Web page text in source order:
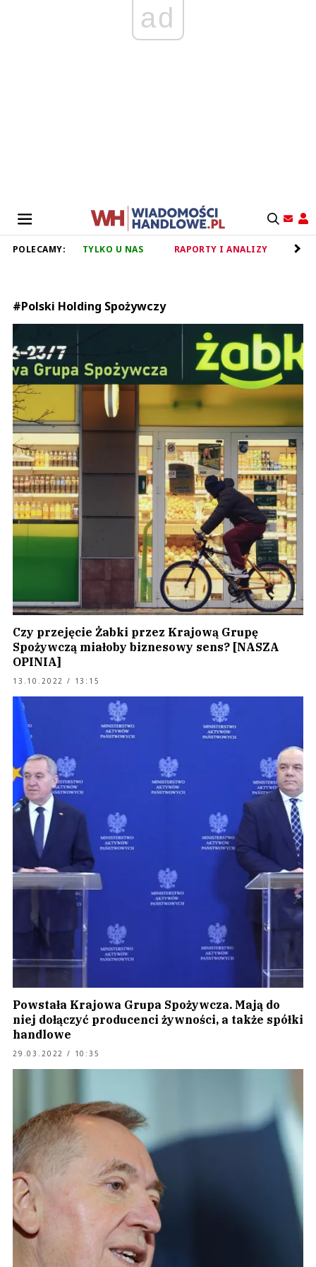
ad
POLECAMY: TYLKO U NAS RAPORTY I ANALIZY
#Polski Holding Spożywczy
Czy przejęcie Żabki przez Krajową Grupę
Spożywczą miałoby biznesowy sens? [NASZA
OPINIA]
13.10.2022 / 13:15
Powstała Krajowa Grupa Spożywcza. Mają do
niej dołączyć producenci żywności, a także spółki
handlowe
29.03.2022 / 10:35